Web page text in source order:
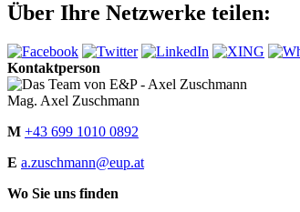
Über Ihre Netzwerke teilen:
Kontaktperson
Mag. Axel Zuschmann
M +43 699 1010 0892
E a.zuschmann@eup.at
Wo Sie uns finden